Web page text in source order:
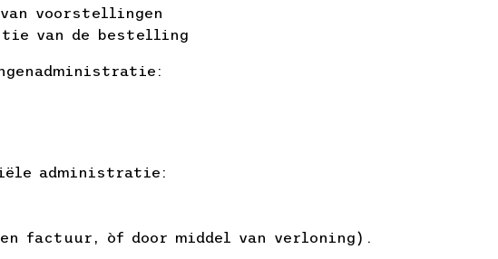
voorstellingen
van de bestelling
administratie:
factuur, òf door middel van verloning).